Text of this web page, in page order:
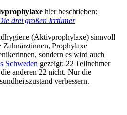
hier beschrieben:
drei großen Irrtümer
(Aktivprophylaxe) sinnvoll
Zahnärztinnen, Prophylaxe
sondern es wird auch
Schweden gezeigt: 22 Teilnehmer
anderen 22 nicht. Nur die
verbessern.